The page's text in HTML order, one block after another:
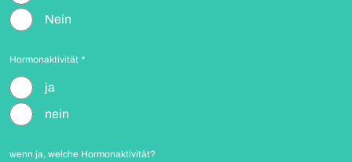
Nein
Hormonaktivität *
ja
nein
wenn ja, welche Hormonaktivität?